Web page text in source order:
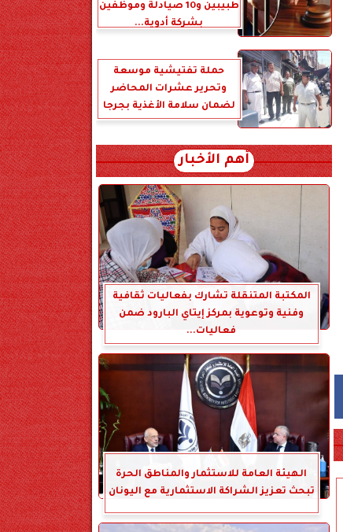
طبيبين و10 صيادلة وموظفين
بشركة أدوية...
حملة تفتيشية موسعة
وتحرير عشرات المحاضر
لضمان سلامة الأغذية بجرجا
أهم الأخبار
المكتبة المتنقلة تشارك بفعاليات ثقافية
وفنية وتوعوية بمركز إيتاي البارود ضمن
فعاليات...
الهيئة العامة للاستثمار والمناطق الحرة
تبحث تعزيز الشراكة الاستثمارية مع اليونان